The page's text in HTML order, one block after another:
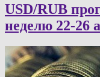
USD/RUB
неделю 22-26